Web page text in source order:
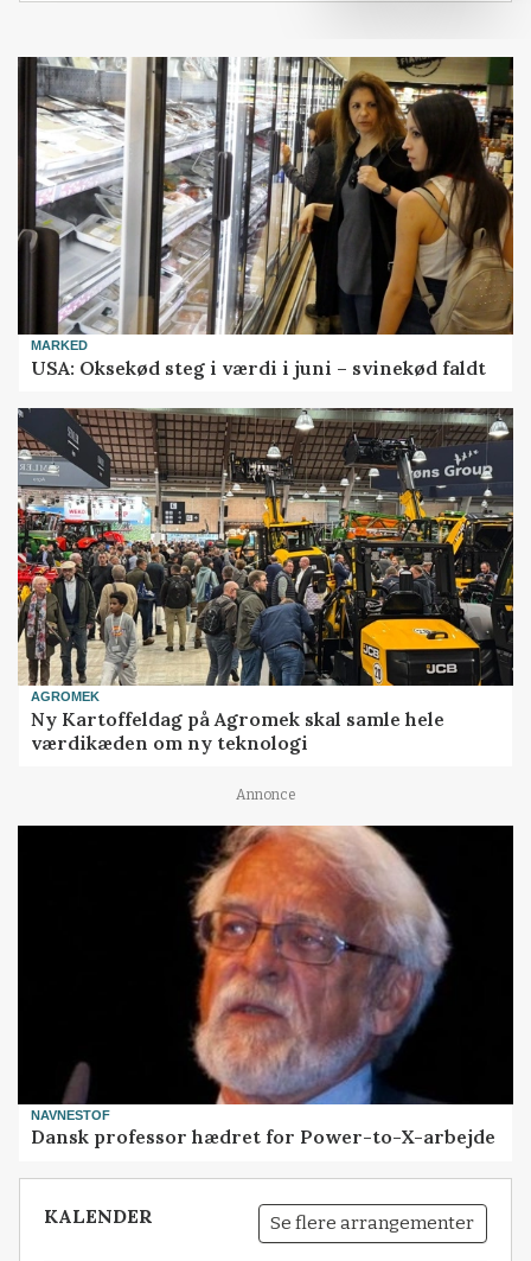
MARKED
USA: Oksekød steg i værdi i juni – svinekød faldt
AGROMEK
Ny Kartoffeldag på Agromek skal samle hele
værdikæden om ny teknologi
Annonce
NAVNESTOF
Dansk professor hædret for Power-to-X-arbejde
KALENDER Se flere arrangementer